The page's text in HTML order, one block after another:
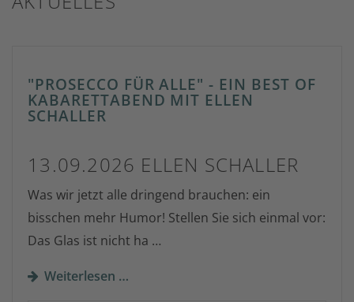
"PROSECCO FÜR ALLE" - EIN BEST OF
KABARETTABEND MIT ELLEN
SCHALLER
13.09.2026 ELLEN SCHALLER
Was wir jetzt alle dringend brauchen: ein
bisschen mehr Humor! Stellen Sie sich einmal vor:
Das Glas ist nicht ha …
Weiterlesen …